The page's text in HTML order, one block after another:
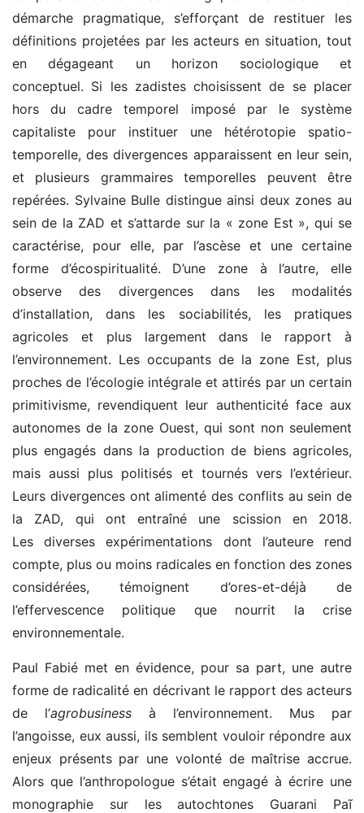
démarche pragmatique, s’efforçant de restituer les
définitions projetées par les acteurs en situation, tout
en dégageant un horizon sociologique et
conceptuel. Si les zadistes choisissent de se placer
hors du cadre temporel imposé par le système
capitaliste pour instituer une hétérotopie spatio-
temporelle, des divergences apparaissent en leur sein,
et plusieurs grammaires temporelles peuvent être
repérées. Sylvaine Bulle distingue ainsi deux zones au
sein de la ZAD et s’attarde sur la « zone Est », qui se
caractérise, pour elle, par l’ascèse et une certaine
forme d’écospiritualité. D’une zone à l’autre, elle
observe des divergences dans les modalités
d’installation, dans les sociabilités, les pratiques
agricoles et plus largement dans le rapport à
l’environnement. Les occupants de la zone Est, plus
proches de l’écologie intégrale et attirés par un certain
primitivisme, revendiquent leur authenticité face aux
autonomes de la zone Ouest, qui sont non seulement
plus engagés dans la production de biens agricoles,
mais aussi plus politisés et tournés vers l’extérieur.
Leurs divergences ont alimenté des conflits au sein de
la ZAD, qui ont entraîné une scission en 2018.
Les diverses expérimentations dont l’auteure rend
compte, plus ou moins radicales en fonction des zones
considérées, témoignent d’ores-et-déjà de
l’effervescence politique que nourrit la crise
environnementale.
Paul Fabié met en évidence, pour sa part, une autre
forme de radicalité en décrivant le rapport des acteurs
de l’agrobusiness à l’environnement. Mus par
l’angoisse, eux aussi, ils semblent vouloir répondre aux
enjeux présents par une volonté de maîtrise accrue.
Alors que l’anthropologue s’était engagé à écrire une
monographie sur les autochtones Guarani Paĩ